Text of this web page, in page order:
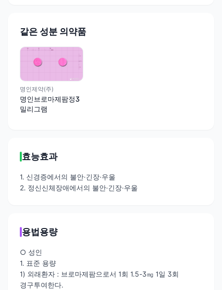
같은 성분 의약품
명인제약(주)
명인브로마제팜정3
밀리그램
효능효과
1. 신경증에서의 불안·긴장·우울
2. 정신신체장애에서의 불안·긴장·우울
용법용량
○ 성인
1. 표준 용량
1) 외래환자 : 브로마제팜으로서 1회 1.5-3㎎ 1일 3회
경구투여한다.